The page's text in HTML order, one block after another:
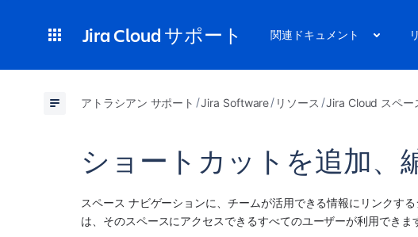
Jira Cloud サポート 関連ドキュメント
アトラシアン サポート Jira Software リソース Jira Cloud スペー
ショートカットを追加、
スペース ナビゲーションに、チームが活用できる情報にリンクす
は、そのスペースにアクセスできるすべてのユーザーが利用できま